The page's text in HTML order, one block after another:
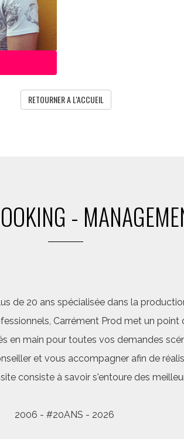
RETOURNER A L'ACCUEIL
-
de 20 ans spécialisée dans la
Carrément Prod met un point
en main pour toutes vos demandes
et vous accompagner afin de
consiste à savoir s'entoure des
2006 - #20ANS - 2026